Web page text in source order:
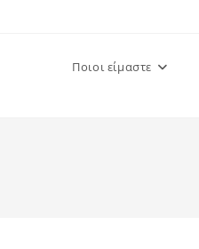
Ποιοι είμαστε